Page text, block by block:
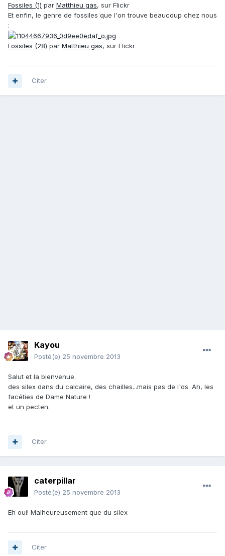
Fossiles (1) par Matthieu gas, sur Flickr
Et enfin, le genre de fossiles que l'on trouve beaucoup chez nous
:
Fossiles (28) par Matthieu gas, sur Flickr
Citer
Kayou
Posté(e) 25 novembre 2013
Salut et la bienvenue.
des silex dans du calcaire, des chailles...mais pas de l'os. Ah, les
facéties de Dame Nature !
et un pecten.
Citer
caterpillar
Posté(e) 25 novembre 2013
Eh oui! Malheureusement que du silex
Citer